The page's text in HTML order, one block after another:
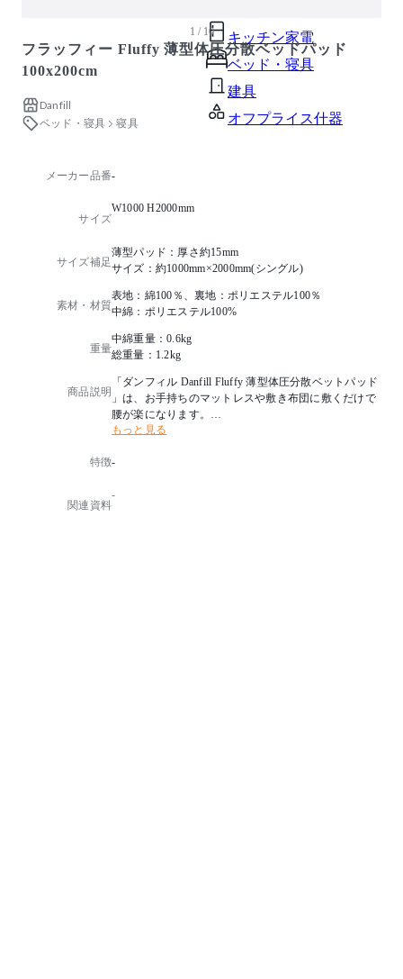
キッチン家電
ベッド・寝具
建具
オフプライス什器
1 / 10
フラッフィー Fluffy 薄型体圧分散ベッドパッド
100x200cm
Danfill
ベッド・寝具
寝具
メーカー品番-
サイズ
W1000 H2000mm
サイズ補足
薄型パッド：厚さ約15mm
サイズ：約1000mm×2000mm(シングル)
素材・材質
表地：綿100％、裏地：ポリエステル100％
中綿：ポリエステル100%
重量
中綿重量：0.6kg
総重量：1.2kg
商品説明
「ダンフィル Danfill Fluffy 薄型体圧分散ベットパッド
」は、お手持ちのマットレスや敷き布団に敷くだけで
腰が楽になります。
薄くてもしっかり体圧分散出来るベッドパッドです。
カムメッシュを組み合わせることで、通気性も良く湿
中綿には複雑に絡み合った高弾性の特殊ポリエステル
もっと見る
特徴-
関連資料
-